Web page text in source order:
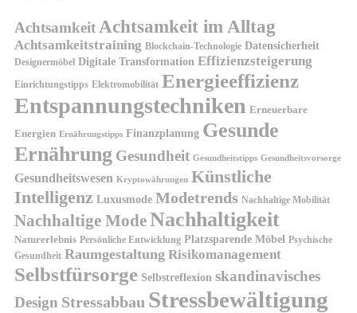
Achtsamkeit Achtsamkeit im Alltag
Achtsamkeitstraining Blockchain-Technologie Datensicherheit
Designermöbel Digitale Transformation Effizienzsteigerung
Einrichtungstipps Elektromobilität Energieeffizienz
Entspannungstechniken Erneuerbare
Energien Ernährungstipps Finanzplanung Gesunde
Ernährung Gesundheit Gesundheitstipps Gesundheitsvorsorge
Gesundheitswesen Kryptowährungen Künstliche
Intelligenz Luxusmode Modetrends Nachhaltige Mobilität
Nachhaltige ModeNachhaltigkeit
Naturerlebnis Persönliche Entwicklung Platzsparende Möbel Psychische
Gesundheit Raumgestaltung Risikomanagement
Selbstfürsorge Selbstreflexion skandinavisches
Design Stressabbau Stressbewältigung